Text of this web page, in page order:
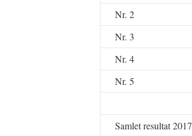
Nr. 2
Nr. 3
Nr. 4
Nr. 5
Samlet resultat 2017